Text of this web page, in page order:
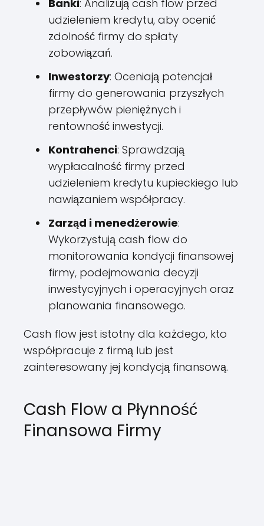
Banki: Analizują cash flow przed
udzieleniem kredytu, aby ocenić
zdolność firmy do spłaty
zobowiązań.
Inwestorzy: Oceniają potencjał
firmy do generowania przyszłych
przepływów pieniężnych i
rentowność inwestycji.
Kontrahenci: Sprawdzają
wypłacalność firmy przed
udzieleniem kredytu kupieckiego lub
nawiązaniem współpracy.
Zarząd i menedżerowie:
Wykorzystują cash flow do
monitorowania kondycji finansowej
firmy, podejmowania decyzji
inwestycyjnych i operacyjnych oraz
planowania finansowego.
Cash flow jest istotny dla każdego, kto
współpracuje z firmą lub jest
zainteresowany jej kondycją finansową.
Cash Flow a Płynność
Finansowa Firmy